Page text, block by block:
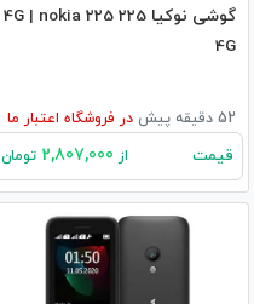
گوشی نوکیا 225 4G | nokia 225
4G
52 دقیقه پیش در فروشگاه اعتبار ما
قیمت از تومان